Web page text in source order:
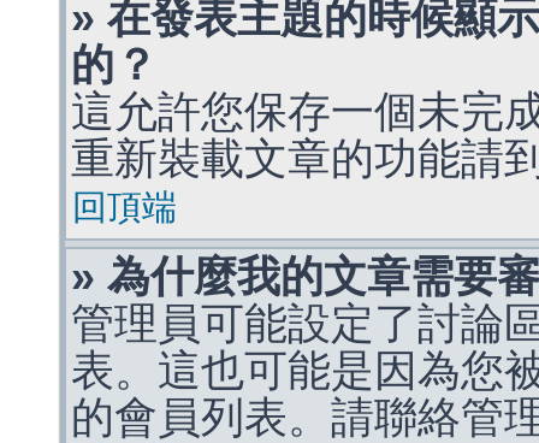
» 在發表主題的時候顯
的？
這允許您保存一個未完
重新裝載文章的功能請
回頂端
» 為什麼我的文章需要
管理員可能設定了討論
表。這也可能是因為您
的會員列表。請聯絡管